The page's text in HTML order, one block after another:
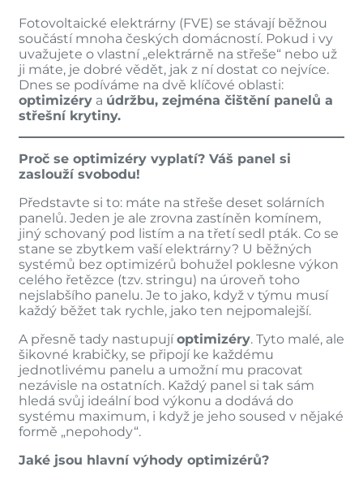
Fotovoltaické elektrárny (FVE) se stávají běžnou
součástí mnoha českých domácností. Pokud i vy
uvažujete o vlastní „elektrárně na střeše“ nebo už
ji máte, je dobré vědět, jak z ní dostat co nejvíce.
Dnes se podíváme na dvě klíčové oblasti:
optimizéry a údržbu, zejména čištění panelů a
střešní krytiny.
Proč se optimizéry vyplatí? Váš panel si
zaslouží svobodu!
Představte si to: máte na střeše deset solárních
panelů. Jeden je ale zrovna zastíněn komínem,
jiný schovaný pod listím a na třetí sedl pták. Co se
stane se zbytkem vaší elektrárny? U běžných
systémů bez optimizérů bohužel poklesne výkon
celého řetězce (tzv. stringu) na úroveň toho
nejslabšího panelu. Je to jako, když v týmu musí
každý běžet tak rychle, jako ten nejpomalejší.
A přesně tady nastupujíoptimizéry. Tyto malé, ale
šikovné krabičky, se připojí ke každému
jednotlivému panelu a umožní mu pracovat
nezávisle na ostatních. Každý panel si tak sám
hledá svůj ideální bod výkonu a dodává do
systému maximum, i když je jeho soused v nějaké
formě „nepohody“.
Jaké jsou hlavní výhody optimizérů?